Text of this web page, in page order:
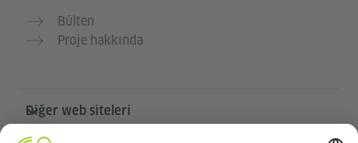
Bülten
Proje hakkında
Diğer web siteleri